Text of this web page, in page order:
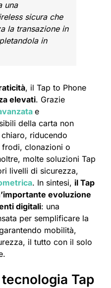
una
sicura che
la transazione in
in
, il Tap to Phone
elevati. Grazie
e
della carta non
riducendo
clonazioni o
molte soluzioni Tap
livelli di sicurezza,
. In sintesi, il Tap
evoluzione
digitali: una
per semplificare la
mobilità,
il tutto con il solo
Tap